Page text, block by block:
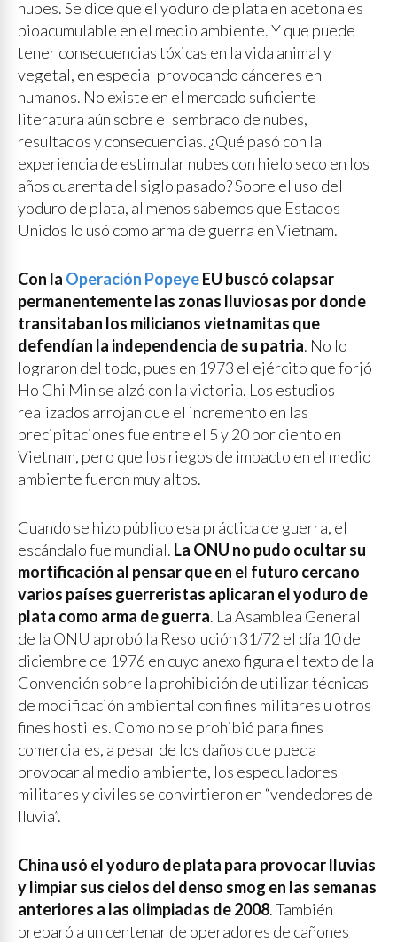
nubes. Se dice que el yoduro de plata en acetona es
bioacumulable en el medio ambiente. Y que puede
tener consecuencias tóxicas en la vida animal y
vegetal, en especial provocando cánceres en
humanos. No existe en el mercado suficiente
literatura aún sobre el sembrado de nubes,
resultados y consecuencias. ¿Qué pasó con la
experiencia de estimular nubes con hielo seco en los
años cuarenta del siglo pasado? Sobre el uso del
yoduro de plata, al menos sabemos que Estados
Unidos lo usó como arma de guerra en Vietnam.
Con la Operación PopeyeEU buscó colapsar
permanentemente las zonas lluviosas por donde
transitaban los milicianos vietnamitas que
defendían la independencia de su patria. No lo
lograron del todo, pues en 1973 el ejército que forjó
Ho Chi Min se alzó con la victoria. Los estudios
realizados arrojan que el incremento en las
precipitaciones fue entre el 5 y 20 por ciento en
Vietnam, pero que los riegos de impacto en el medio
ambiente fueron muy altos.
Cuando se hizo público esa práctica de guerra, el
escándalo fue mundial. La ONU no pudo ocultar su
mortificación al pensar que en el futuro cercano
varios países guerreristas aplicaran el yoduro de
plata como arma de guerra. La Asamblea General
de la ONU aprobó la Resolución 31/72 el día 10 de
diciembre de 1976 en cuyo anexo figura el texto de la
Convención sobre la prohibición de utilizar técnicas
de modificación ambiental con fines militares u otros
fines hostiles. Como no se prohibió para fines
comerciales, a pesar de los daños que pueda
provocar al medio ambiente, los especuladores
militares y civiles se convirtieron en “vendedores de
lluvia”.
China usó el yoduro de plata para provocar lluvias
y limpiar sus cielos del denso smog en las semanas
anteriores a las olimpiadas de 2008. También
preparó a un centenar de operadores de cañones